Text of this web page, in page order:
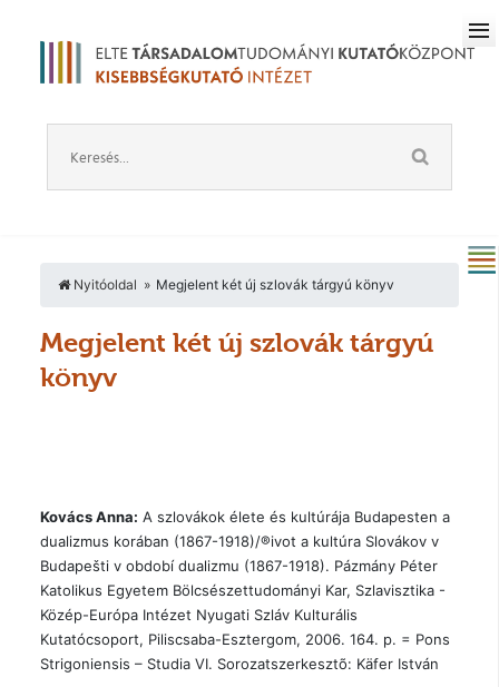
Nyitóoldal Megjelent két új szlovák tárgyú könyv
Megjelent két új szlovák tárgyú
könyv
Kovács Anna: A szlovákok élete és kultúrája Budapesten a
dualizmus korában (1867-1918)/®ivot a kultúra Slovákov v
Budapešti v období dualizmu (1867-1918). Pázmány Péter
Katolikus Egyetem Bölcsészettudományi Kar, Szlavisztika -
Közép-Európa Intézet Nyugati Szláv Kulturális
Kutatócsoport, Piliscsaba-Esztergom, 2006. 164. p. = Pons
Strigoniensis – Studia VI. Sorozatszerkesztõ: Käfer István